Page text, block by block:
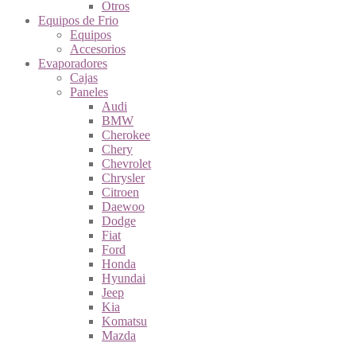
Otros
Equipos de Frio
Equipos
Accesorios
Evaporadores
Cajas
Paneles
Audi
BMW
Cherokee
Chery
Chevrolet
Chrysler
Citroen
Daewoo
Dodge
Fiat
Ford
Honda
Hyundai
Jeep
Kia
Komatsu
Mazda